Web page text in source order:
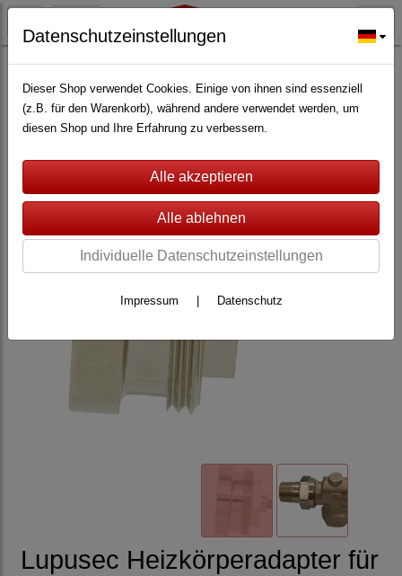
ALARMANLAGEN(362) Lupus Electronics(228)
Zubehör für Lupus XT(147)
Lupusec Heizkörperadapter für
Datenschutzeinstellungen
Dieser Shop verwendet Cookies. Einige von ihnen sind essenziell
(z.B. für den Warenkorb), während andere verwendet werden, um
diesen Shop und Ihre Erfahrung zu verbessern.
Individuelle Datenschutzeinstellungen
Impressum Datenschutz